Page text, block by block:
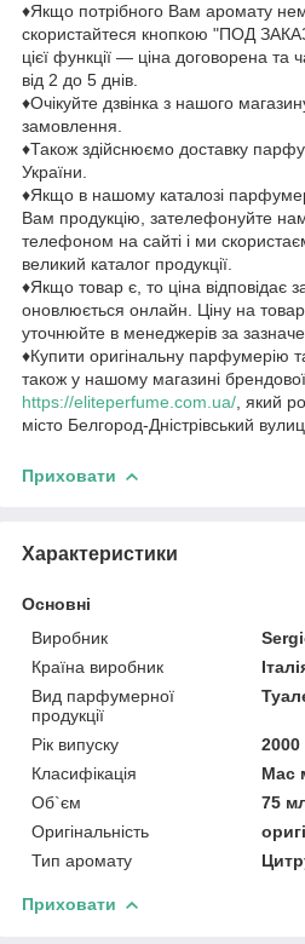
♦Якщо потрібного Вам аромату
скористайтеся кнопкою "ПОД
цієї функції — ціна договорена та
від 2 до 5 днів.
♦Очікуйте дзвінка з нашого
замовлення.
♦Також здійснюємо доставку
України.
♦Якщо в нашому каталозі
Вам продукцію, зателефонуйте
телефоном на сайті і ми
великий каталог продукції.
♦Якщо товар є, то ціна відповідає
оновлюється онлайн. Ціну на
уточнюйте в менеджерів за
♦Купити оригінальну парфумерію
також у нашому магазині
https://eliteperfume.com.ua/ , який
місто Белгород-Дністрівський
Приховати
Характеристики
Основні
Виробник
Країна виробник
Вид парфумерної
продукції
Рік випуску
2000
Класифікація
Мас
Об`єм
75
Оригінальність
Тип аромату
Приховати